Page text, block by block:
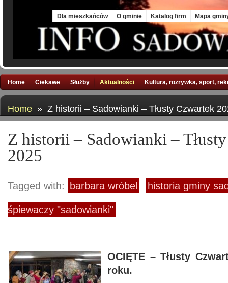
Dla mieszkańców O gminie Katalog firm Mapa
Home Ciekawe Służby Aktualności Kultura, rozrywka, sport,
Home » Z historii – Sadowianki – Tłusty Czwartek
Z historii – Sadowianki –
2025
Tagged with: barbara wróbel historia gminy
śpiewaczy "sadowianki"
OCIĘTE –Tłusty
roku.